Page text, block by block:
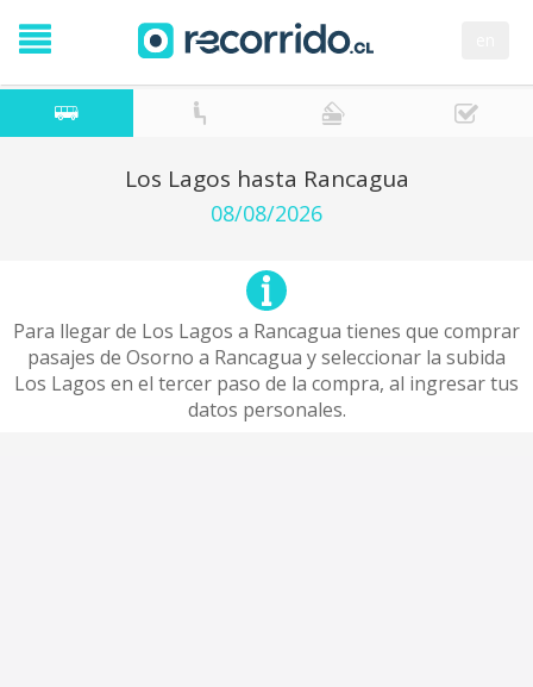
Los Lagos hasta Rancagua
08/08/2026
Para llegar de Los Lagos a Rancagua tienes que comprar
pasajes de Osorno a Rancagua y seleccionar la subida
Los Lagos en el tercer paso de la compra, al ingresar tus
datos personales.